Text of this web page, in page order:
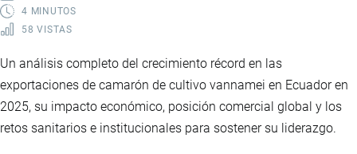
4 MINUTOS
58 VISTAS
Un análisis completo del crecimiento récord en las
exportaciones de camarón de cultivo vannamei en Ecuador en
2025, su impacto económico, posición comercial global y los
retos sanitarios e institucionales para sostener su liderazgo.